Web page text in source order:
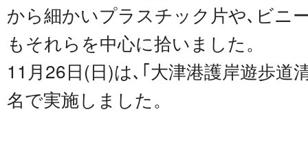
から細かいプラスチック片や､ビニ
もそれらを中心に拾いました。
11月26日(日)は､｢大津港護岸遊歩道
名で実施しました。